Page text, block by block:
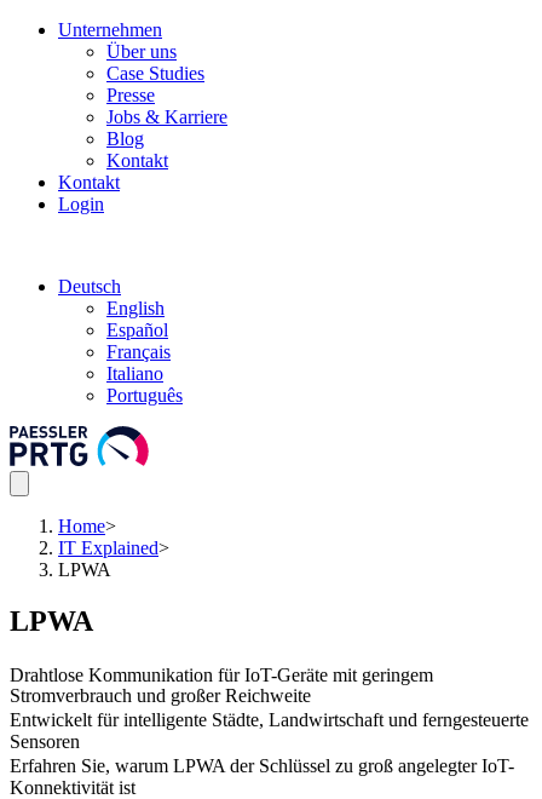
Unternehmen
Über uns
Case Studies
Presse
Jobs & Karriere
Blog
Kontakt
Kontakt
Login
Deutsch
English
Español
Français
Italiano
Português
Home>
IT Explained>
LPWA
LPWA
Drahtlose Kommunikation für IoT-Geräte mit geringem
Stromverbrauch und großer Reichweite
Entwickelt für intelligente Städte, Landwirtschaft und ferngesteuerte
Sensoren
Erfahren Sie, warum LPWA der Schlüssel zu groß angelegter IoT-
Konnektivität ist